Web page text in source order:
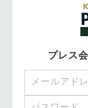
プレス